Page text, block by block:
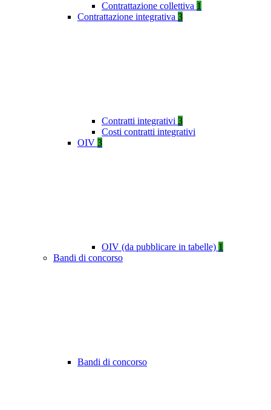
Contrattazione collettiva 1
Contrattazione integrativa 3
Contratti integrativi 3
Costi contratti integrativi
OIV 3
OIV (da pubblicare in tabelle) 1
Bandi di concorso
Bandi di concorso